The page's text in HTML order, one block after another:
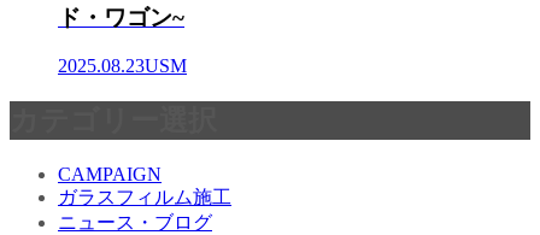
ド・ワゴン~
2025.08.23USM
CAMPAIGN
ガラスフィルム施工
ニュース・ブログ